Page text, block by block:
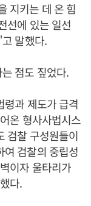
지키는 데 온 힘
선에 있는 일선
말했다.
점도 짚었다.
령과 제도가 급격
온 형사사법시스
검찰 구성원들이
여 검찰의 중립성
이자 울타리가
다.